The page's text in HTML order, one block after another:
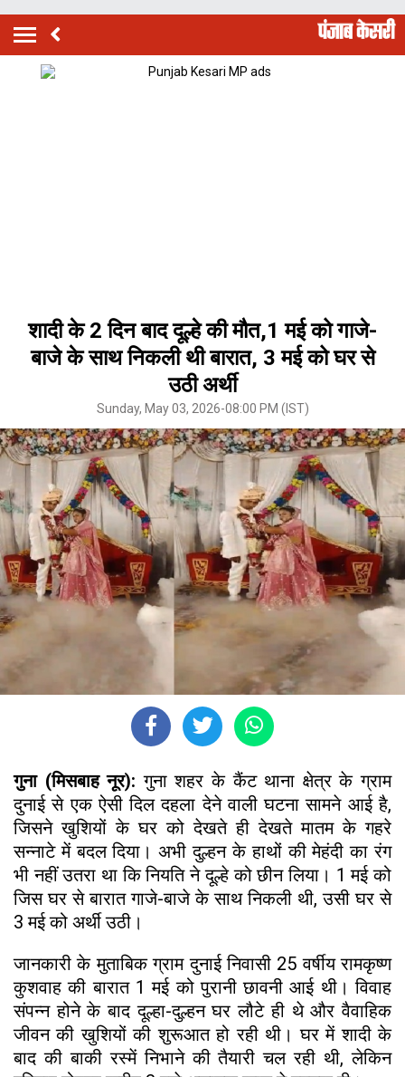
शादी के 2 दिन बाद दूल्हे की मौत,1 मई को गाजे-
बाजे के साथ निकली थी बारात, 3 मई को घर से
उठी अर्थी
Sunday, May 03, 2026-08:00 PM (IST)
गुना (मिसबाह नूर): गुना शहर के कैंट थाना क्षेत्र के ग्राम
दुनाई से एक ऐसी दिल दहला देने वाली घटना सामने आई है,
जिसने खुशियों के घर को देखते ही देखते मातम के गहरे
सन्नाटे में बदल दिया। अभी दुल्हन के हाथों की मेहंदी का रंग
भी नहीं उतरा था कि नियति ने दूल्हे को छीन लिया। 1 मई को
जिस घर से बारात गाजे-बाजे के साथ निकली थी, उसी घर से
3 मई को अर्थी उठी।
जानकारी के मुताबिक ग्राम दुनाई निवासी 25 वर्षीय रामकृष्ण
कुशवाह की बारात 1 मई को पुरानी छावनी आई थी। विवाह
संपन्न होने के बाद दूल्हा-दुल्हन घर लौटे ही थे और वैवाहिक
जीवन की खुशियों की शुरूआत हो रही थी। घर में शादी के
बाद की बाकी रस्में निभाने की तैयारी चल रही थी, लेकिन